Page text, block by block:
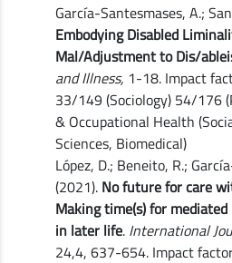
García-Santesmases, A.;
Embodying Disabled
Mal/Adjustment to Dis/
and Illness, 1-18. Impact
33/149 (Sociology) 54/176
& Occupational Health
Sciences, Biomedical)
López, D.; Beneito, R.;
(2021). No future for care
Making time(s) for
in later life. International
24,4, 637-654. Impact